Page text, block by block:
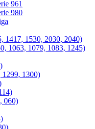
961
980
1417, 1530, 2030, 2040)
1063, 1079, 1083, 1245)
1299, 1300)
060)